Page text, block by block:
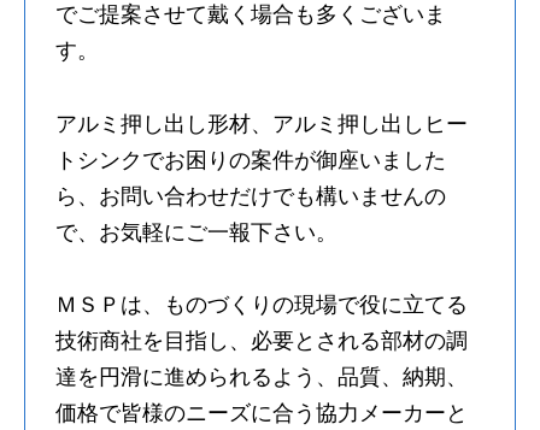
でご提案させて戴く場合も多くございま
す。
アルミ押し出し形材、アルミ押し出しヒー
トシンクでお困りの案件が御座いました
ら、お問い合わせだけでも構いませんの
で、お気軽にご一報下さい。
ＭＳＰは、ものづくりの現場で役に立てる
技術商社を目指し、必要とされる部材の調
達を円滑に進められるよう、品質、納期、
価格で皆様のニーズに合う協力メーカーと